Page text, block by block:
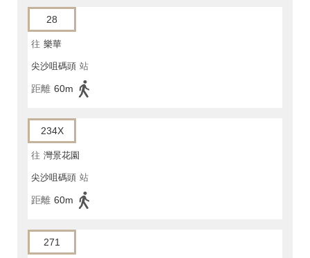
28
往 樂華
尖沙咀碼頭 站
距離 60m
234X
往 灣景花園
尖沙咀碼頭 站
距離 60m
271